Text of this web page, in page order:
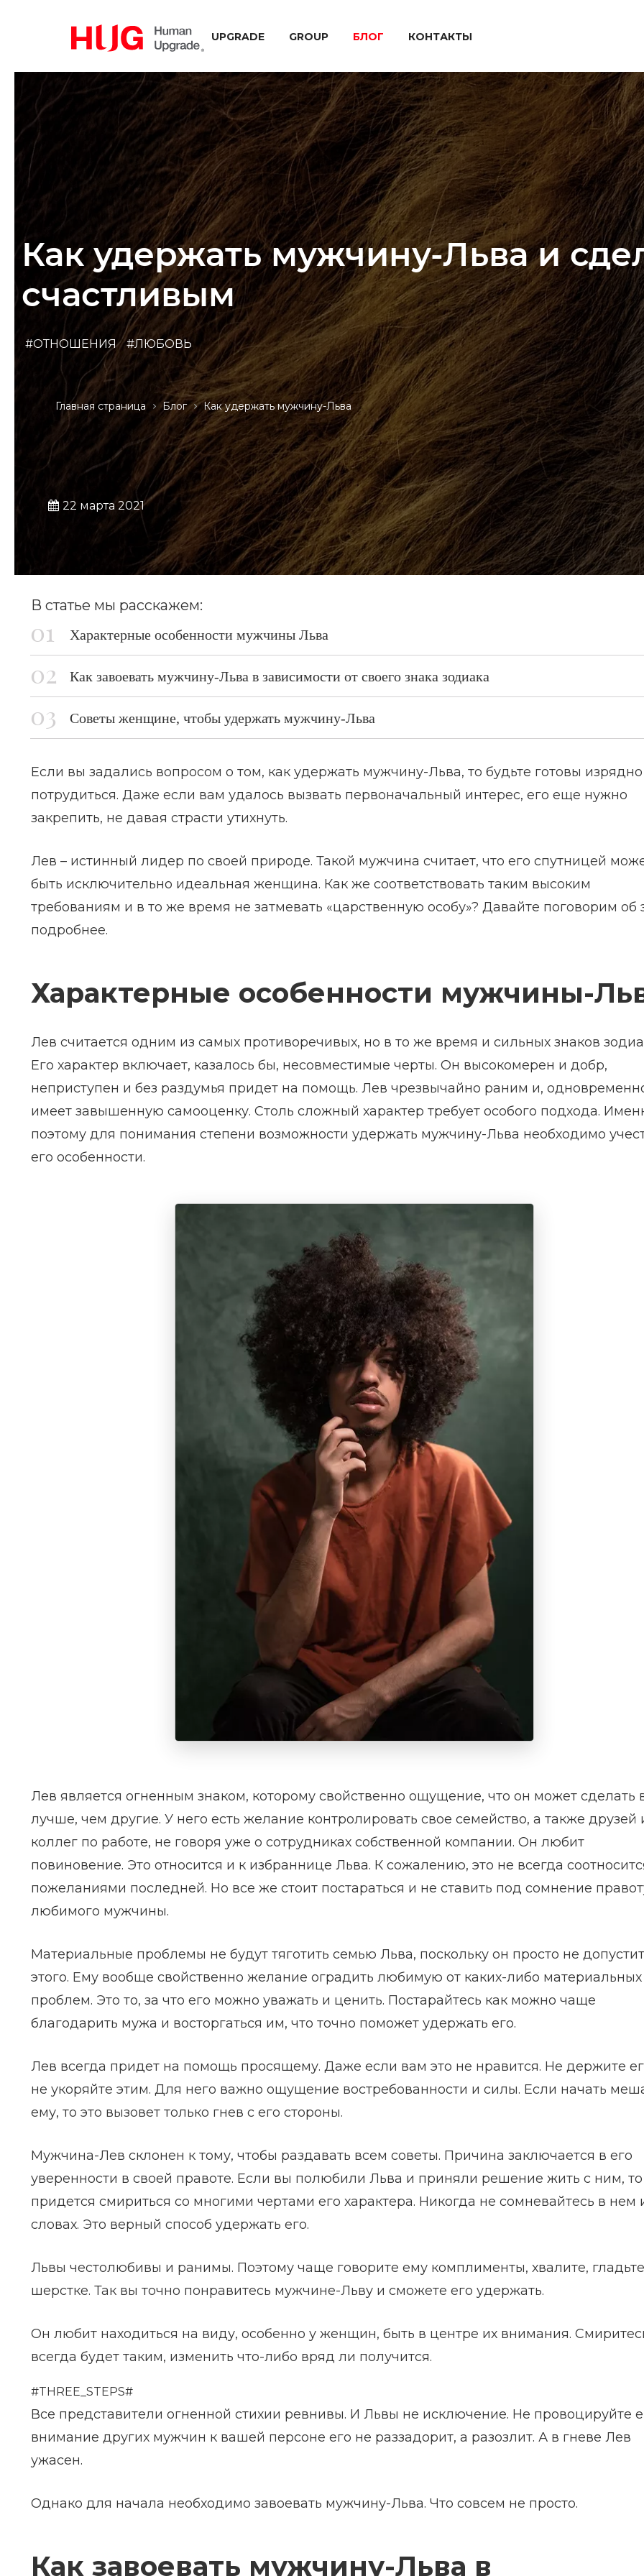
UPGRADE GROUP БЛОГ КОНТАКТЫ
Главная страница Блог Как удержать мужчину-Льва
Как удержать мужчину-Льва и
счастливым
#ОТНОШЕНИЯ #ЛЮБОВЬ
22 марта 2021
В статье мы расскажем:
Характерные особенности мужчины Льва
Как завоевать мужчину-Льва в зависимости от своего знака зодиака
Советы женщине, чтобы удержать мужчину-Льва
Если вы задались вопросом о том, как удержать мужчину-Льва, то будьте готовы изрядно
потрудиться. Даже если вам удалось вызвать первоначальный интерес, его еще нужно
закрепить, не давая страсти утихнуть.
Лев – истинный лидер по своей природе. Такой мужчина считает, что его спутницей
быть исключительно идеальная женщина. Как же соответствовать таким высоким
требованиям и в то же время не затмевать «царственную особу»? Давайте поговорим об
подробнее.
Характерные особенности мужчины-
Лев считается одним из самых противоречивых, но в то же время и сильных знаков
Его характер включает, казалось бы, несовместимые черты. Он высокомерен и добр,
неприступен и без раздумья придет на помощь. Лев чрезвычайно раним и,
имеет завышенную самооценку. Столь сложный характер требует особого подхода.
поэтому для понимания степени возможности удержать мужчину-Льва необходимо
его особенности.
Лев является огненным знаком, которому свойственно ощущение, что он может сделать
лучше, чем другие. У него есть желание контролировать свое семейство, а также друзей
коллег по работе, не говоря уже о сотрудниках собственной компании. Он любит
повиновение. Это относится и к избраннице Льва. К сожалению, это не всегда
пожеланиями последней. Но все же стоит постараться и не ставить под сомнение
любимого мужчины.
Материальные проблемы не будут тяготить семью Льва, поскольку он просто не допустит
этого. Ему вообще свойственно желание оградить любимую от каких-либо материальных
проблем. Это то, за что его можно уважать и ценить. Постарайтесь как можно чаще
благодарить мужа и восторгаться им, что точно поможет удержать его.
Лев всегда придет на помощь просящему. Даже если вам это не нравится. Не держите
не укоряйте этим. Для него важно ощущение востребованности и силы. Если начать
ему, то это вызовет только гнев с его стороны.
Мужчина-Лев склонен к тому, чтобы раздавать всем советы. Причина заключается в его
уверенности в своей правоте. Если вы полюбили Льва и приняли решение жить с ним,
придется смириться со многими чертами его характера. Никогда не сомневайтесь в нем
словах. Это верный способ удержать его.
Львы честолюбивы и ранимы. Поэтому чаще говорите ему комплименты, хвалите,
шерстке. Так вы точно понравитесь мужчине-Льву и сможете его удержать.
Он любит находиться на виду, особенно у женщин, быть в центре их внимания.
всегда будет таким, изменить что-либо вряд ли получится.
#THREE_STEPS#
Все представители огненной стихии ревнивы. И Львы не исключение. Не провоцируйте
внимание других мужчин к вашей персоне его не раззадорит, а разозлит. А в гневе Лев
ужасен.
Однако для начала необходимо завоевать мужчину-Льва. Что совсем не просто.
Как завоевать мужчину-Льва в